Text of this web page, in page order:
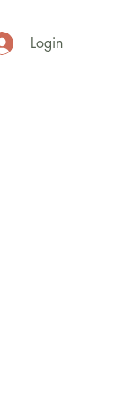
Login